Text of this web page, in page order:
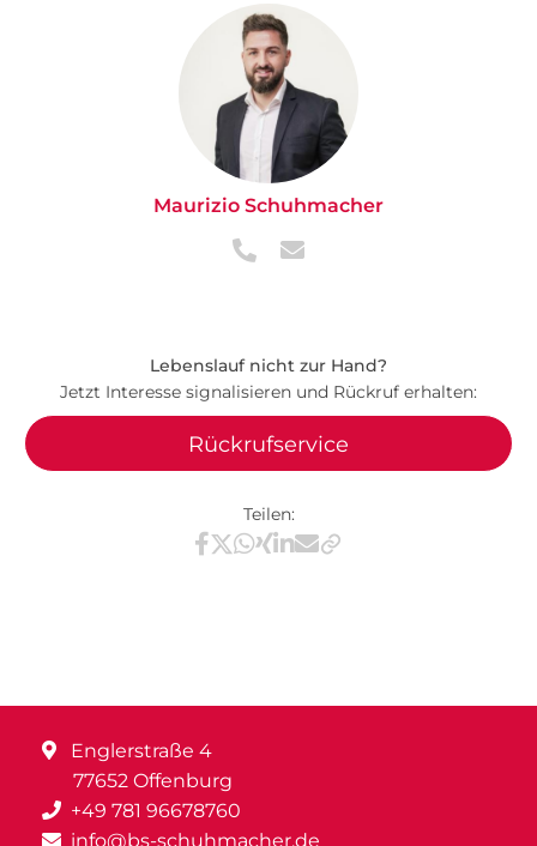
Maurizio Schuhmacher
Lebenslauf nicht zur Hand?
Jetzt Interesse signalisieren und Rückruf erhalten:
Rückrufservice
Teilen:
Teilen via Facebook
Teilen via X / Twitter
Teilen via WhatsApp
Teilen via Xing
Teilen via LinkedIn
Teilen via E-Mail
Englerstraße 4
77652 Offenburg
+49 781 96678760
info@bs-schuhmacher.de